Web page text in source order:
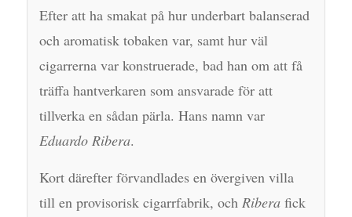
Efter att ha smakat på hur underbart balanserad
och aromatisk tobaken var, samt hur väl
cigarrerna var konstruerade, bad han om att få
träffa hantverkaren som ansvarade för att
tillverka en sådan pärla. Hans namn var
Eduardo Ribera.
Kort därefter förvandlades en övergiven villa
till en provisorisk cigarrfabrik, och Riberafick